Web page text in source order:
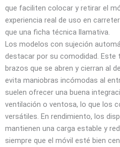
que faciliten colocar y retirar el
experiencia real de uso en
que una ficha técnica llamativa.
Los modelos con sujeción
destacar por su comodidad. Este
brazos que se abren y cierran al
evita maniobras incómodas al
suelen ofrecer una buena
ventilación o ventosa, lo que los
versátiles. En rendimiento, los
mantienen una carga estable y
siempre que el móvil esté bien